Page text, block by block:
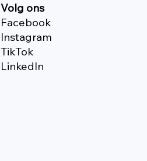
Volg ons
Facebook
Instagram
TikTok
Linkedln